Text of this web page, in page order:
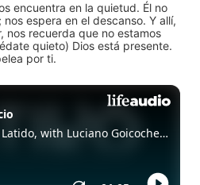
encuentra en la quietud. Él no
espera en el descanso. Y allí,
nos recuerda que no estamos
quieto) Dios está presente.
por ti.